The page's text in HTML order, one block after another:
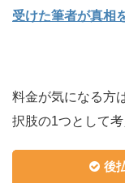
受けた筆者が真相
料金が気になる方
択肢の1つとして考
後